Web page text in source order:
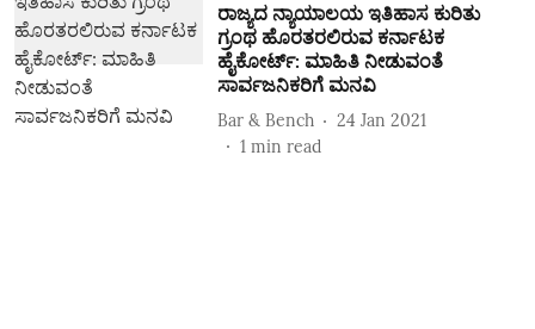
ರಾಜ್ಯದ ನ್ಯಾಯಾಲಯ ಇತಿಹಾಸ ಕುರಿತು
ಗ್ರಂಥ ಹೊರತರಲಿರುವ ಕರ್ನಾಟಕ
ಹೈಕೋರ್ಟ್: ಮಾಹಿತಿ ನೀಡುವಂತೆ
ಸಾರ್ವಜನಿಕರಿಗೆ ಮನವಿ
Bar & Bench
24 Jan 2021
1 min read